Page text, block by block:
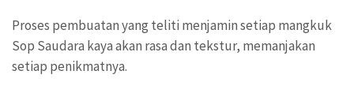
Proses pembuatan yang teliti menjamin setiap mangkuk
Sop Saudara kaya akan rasa dan tekstur, memanjakan
setiap penikmatnya.